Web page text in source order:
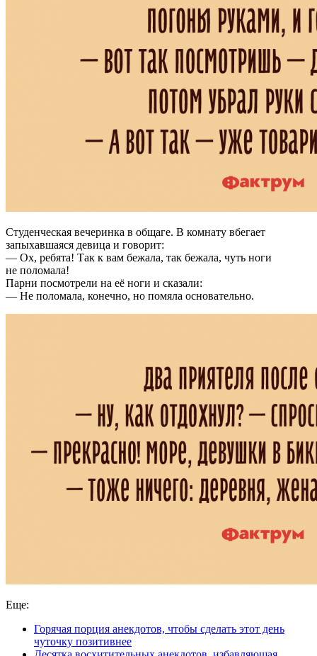
Студенческая вечеринка в общаге. В комнату вбегает
запыхавшаяся девица и говорит:
— Ох, ребята! Так к вам бежала, так бежала, чуть ноги
не поломала!
Парни посмотрели на её ноги и сказали:
— Не поломала, конечно, но помяла основательно.
Еще:
Горячая порция анекдотов, чтобы сделать этот день
чуточку позитивнее